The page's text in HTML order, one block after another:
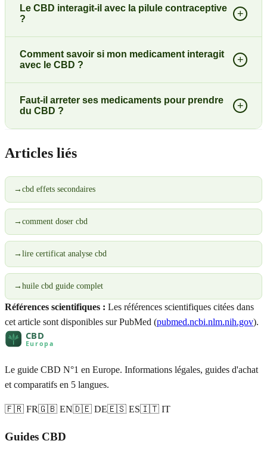
Le CBD interagit-il avec la pilule contraceptive
?
+
Comment savoir si mon medicament interagit
avec le CBD ?
+
Faut-il arreter ses medicaments pour prendre
du CBD ?
+
Articles liés
→ cbd effets secondaires
→ comment doser cbd
→ lire certificat analyse cbd
→ huile cbd guide complet
Références scientifiques : Les références scientifiques citées dans
cet article sont disponibles sur PubMed (pubmed.ncbi.nlm.nih.gov).
Le guide CBD N°1 en Europe. Informations légales, guides d'achat
et comparatifs en 5 langues.
🇫🇷 FR🇬🇧 EN🇩🇪 DE🇪🇸 ES🇮🇹 IT
Guides CBD